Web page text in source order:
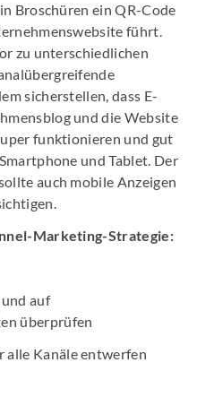
Broschüren ein QR-Code
führt.
zu unterschiedlichen
sicherstellen, dass E-
und die Website
funktionieren und gut
und Tablet. Der
auch mobile Anzeigen
Marketing-Strategie:
auf
überprüfen
alle Kanäle entwerfen